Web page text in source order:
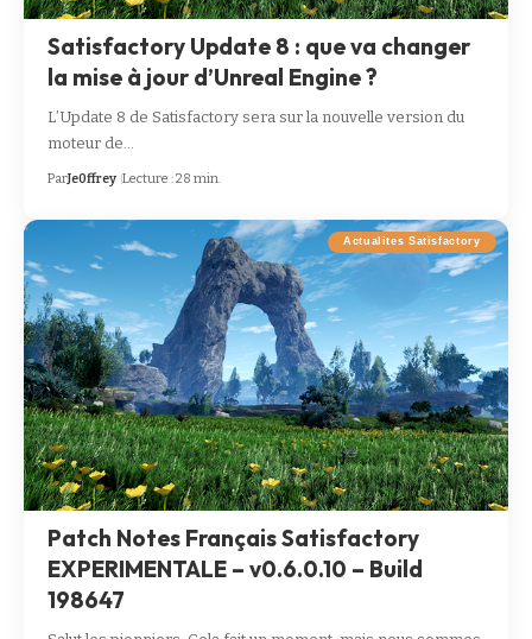
Satisfactory Update 8 : que va changer
la mise à jour d’Unreal Engine ?
L’Update 8 de Satisfactory sera sur la nouvelle version du
moteur de…
ParJe0ffrey Lecture : 28 min.
Actualites Satisfactory
Patch Notes Français Satisfactory
EXPERIMENTALE – v0.6.0.10 – Build
198647